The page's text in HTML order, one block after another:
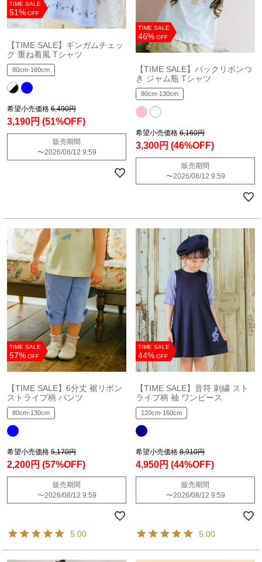
TIME SALE
51% OFF
【TIME SALE】ギンガムチェッ
ク 重ね着風 Tシャツ
80cm-160cm
希望小売価格 6,490円
3,190円 (51%OFF)
販売期間
〜2026/08/12 9:59
TIME SALE
46% OFF
【TIME SALE】バックリボンつ
き ジャム瓶 Tシャツ
80cm-130cm
希望小売価格 6,160円
3,300円 (46%OFF)
販売期間
〜2026/08/12 9:59
TIME SALE
57% OFF
【TIME SALE】6分丈 裾リボン
ストライプ柄 パンツ
80cm-130cm
希望小売価格 5,170円
2,200円 (57%OFF)
販売期間
〜2026/08/12 9:59
5.00
TIME SALE
44% OFF
【TIME SALE】音符 刺繍 スト
ライプ柄 袖 ワンピース
120cm-160cm
希望小売価格 8,910円
4,950円 (44%OFF)
販売期間
〜2026/08/12 9:59
5.00